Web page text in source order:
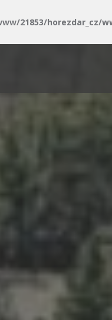
21853/horezdar_cz/